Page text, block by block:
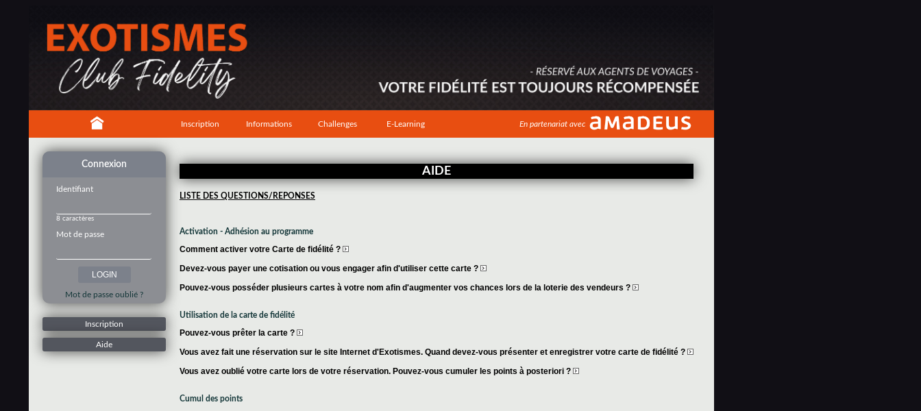
Inscription Informations Challenges E-Learning En partenariat avec
Connexion
Identifiant
8 caractères
Mot de passe
Mot de passe oublié ?
Inscription
Aide
AIDE
LISTE DES QUESTIONS/REPONSES
Activation - Adhésion au programme
Comment activer votre Carte de fidélité ?
Devez-vous payer une cotisation ou vous engager afin d'utiliser cette carte ?
Pouvez-vous posséder plusieurs cartes à votre nom afin d'augmenter vos chances lors de la loterie des vendeurs ?
Utilisation de la carte de fidélité
Pouvez-vous prêter la carte ?
Vous avez fait une réservation sur le site Internet d'Exotismes. Quand devez-vous présenter et enregistrer votre carte de fidélité ?
Vous avez oublié votre carte lors de votre réservation. Pouvez-vous cumuler les points à posteriori ?
Cumul des points